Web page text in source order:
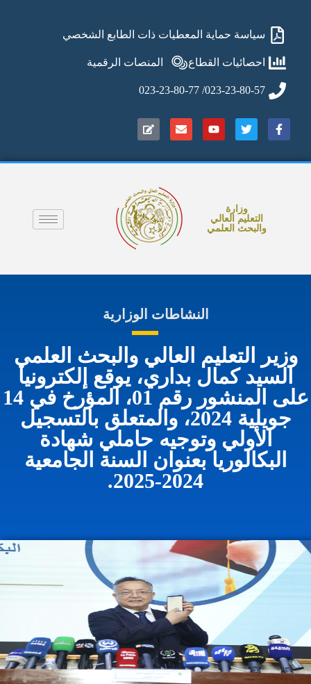
سياسة حماية المعطيات ذات الطابع الشخصي
احصائيات القطاع المنصات الرقمية
023-23-80-57/ 023-23-80-77
وزارة
التعليم العالي
والبحث العلمي
النشاطات الوزارية
وزير التعليم العالي والبحث العلمي
السيد كمال بداري، يوقع إلكترونيا
على المنشور رقم 01، المؤرخ في 14
جويلية 2024، والمتعلق بالتسجيل
الأولي وتوجيه حاملي شهادة
البكالوريا بعنوان السنة الجامعية
2024-2025.